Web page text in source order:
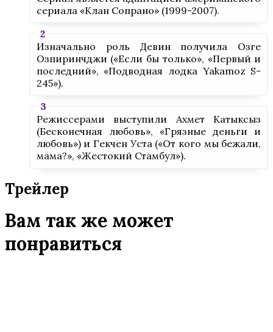
сериала «Клан Сопрано» (1999-2007).
Изначально роль Девин получила Озге
Озпиринчджи («Если бы только», «Первый и
последний», «Подводная лодка Yakamoz S-
245»).
Режиссерами выступили Ахмет Катыксыз
(Бесконечная любовь», «Грязные деньги и
любовь») и Гекчен Уста («От кого мы бежали,
мама?», «Жестокий Стамбул»).
Трейлер
Вам так же может
понравиться